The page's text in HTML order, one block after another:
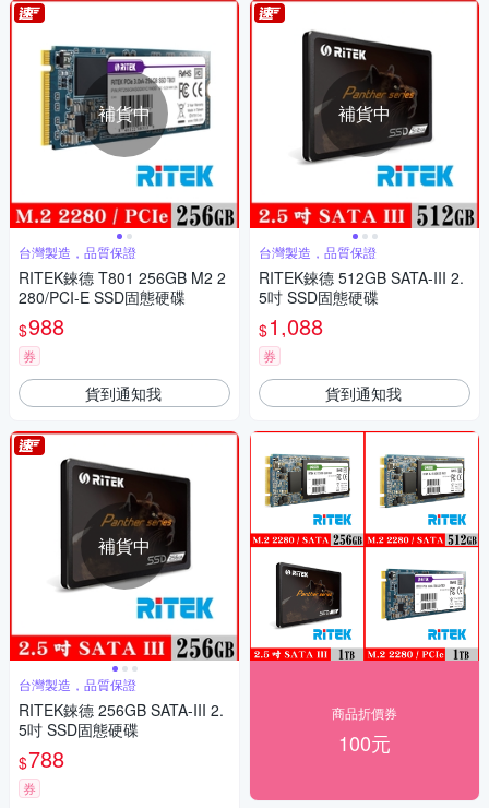
補貨中
台灣製造，品質保證
RITEK錸德 T801 256GB M2 2
280/PCI-E SSD固態硬碟
$988
券
貨到通知我
補貨中
台灣製造，品質保證
RITEK錸德 256GB SATA-III 2.
5吋 SSD固態硬碟
$788
券
補貨中
台灣製造，品質保證
RITEK錸德 512GB SATA-III 2.
5吋 SSD固態硬碟
$1,088
券
貨到通知我
商品折價券
100元